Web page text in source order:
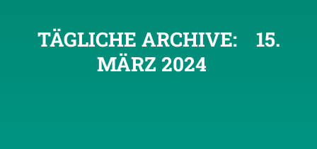
TÄGLICHE ARCHIVE:
15.
MÄRZ 2024